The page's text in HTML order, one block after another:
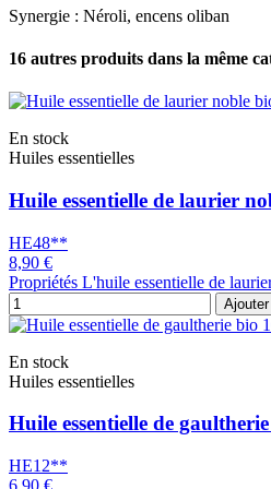
Synergie : Néroli, encens oliban
16 autres produits dans la même
En stock
Huiles essentielles
Huile essentielle de laurier
HE48**
8,90 €
Propriétés L'huile essentielle de
En stock
Huiles essentielles
Huile essentielle de
HE12**
6,90 €